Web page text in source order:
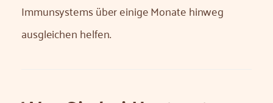
Immunsystems über einige Monate hinweg
ausgleichen helfen.